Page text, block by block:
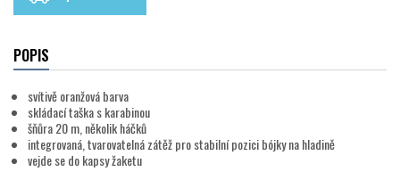
POPIS
svítivě oranžová barva
skládací taška s karabinou
šňůra 20 m, několik háčků
integrovaná, tvarovatelná zátěž pro stabilní pozici bójky na hladině
vejde se do kapsy žaketu